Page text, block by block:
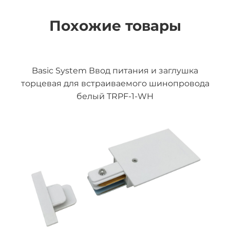
Похожие товары
Basic System Ввод питания и заглушка
торцевая для встраиваемого шинопровода
белый TRPF-1-WH